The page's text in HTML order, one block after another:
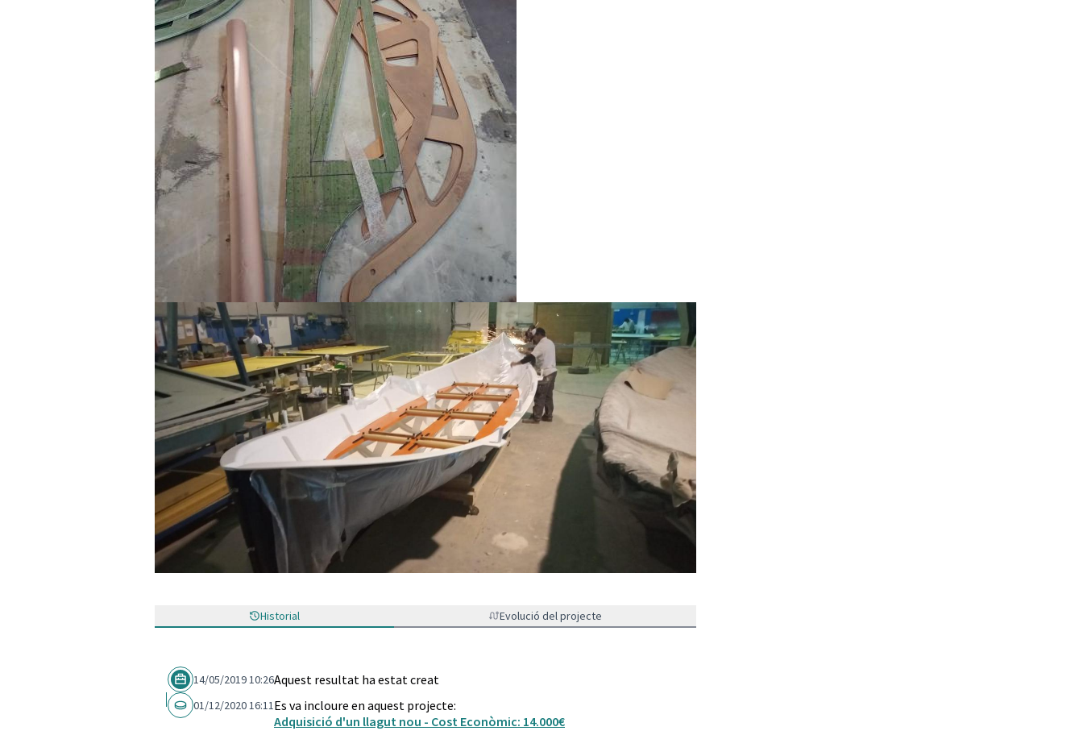
Historial Evolució del projecte
14/05/2019 10:26Aquest resultat ha estat creat
01/12/2020 16:11Es va incloure en aquest projecte:
Adquisició d'un llagut nou - Cost Econòmic: 14.000€